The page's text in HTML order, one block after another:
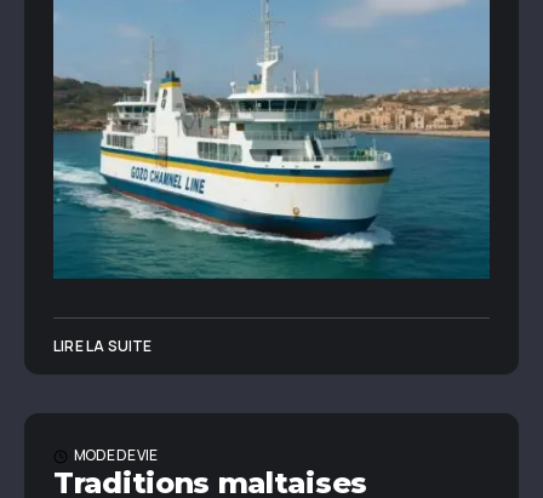
LIRE LA SUITE
MODE DE VIE
Traditions maltaises